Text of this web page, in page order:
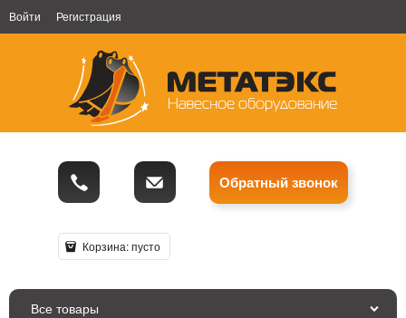
Войти Регистрация
Обратный звонок
Корзина:пусто
Все товары